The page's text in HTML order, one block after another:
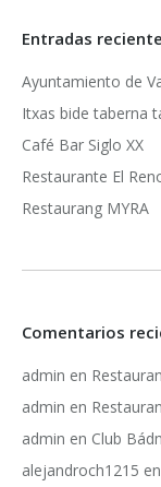
Entradas
Ayuntamiento de
Itxas bide taberna
Café Bar Siglo XX
Restaurante El
Restaurang MYRA
Comentarios
admin en
admin en
admin en Club
alejandroch1215 en